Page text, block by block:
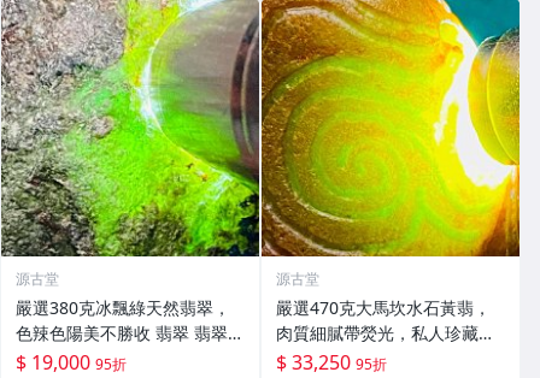
源古堂
嚴選380克冰飄綠天然翡翠，
色辣色陽美不勝收 翡翠 翡翠玉
石 天然翡翠
$ 19,000 95折
源古堂
嚴選470克大馬坎水石黃翡，
肉質細膩帶熒光，私人珍藏級
翡翠#翡翠 #黃翡 #水石翡翠
$ 33,250 95折